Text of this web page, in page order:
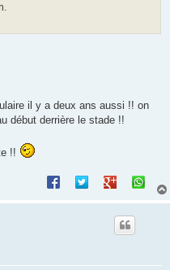
il y a deux ans aussi !! on
début derrière le stade !!
!!